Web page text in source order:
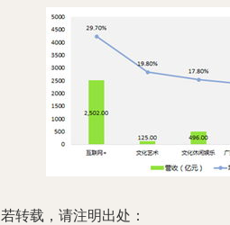
转载，请注明出处：